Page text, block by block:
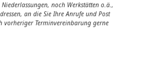
noch Werkstätten o.ä.,
an die Sie Ihre Anrufe und Post
vorheriger Terminvereinbarung gerne